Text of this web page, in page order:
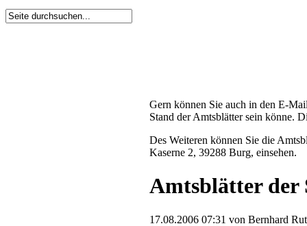
Gern können Sie auch in den E-
Stand der Amtsblätter sein könne.
Des Weiteren können Sie die
Kaserne 2, 39288 Burg, einsehen.
Amtsblätter der
17.08.2006 07:31 von Bernhard